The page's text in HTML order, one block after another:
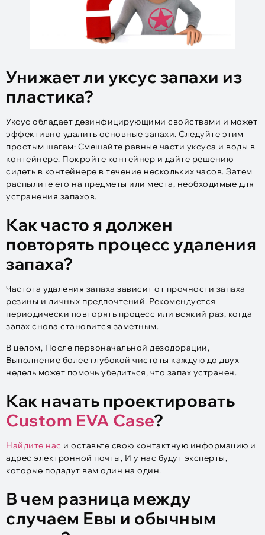
Унижает ли уксус запахи из
пластика?
Уксус обладает дезинфицирующими свойствами и может
эффективно удалить основные запахи. Следуйте этим
простым шагам: Смешайте равные части уксуса и воды в
контейнере. Покройте контейнер и дайте решению
сидеть в контейнере в течение нескольких часов. Затем
распылите его на предметы или места, необходимые для
устранения запахов.
Как часто я должен
повторять процесс удаления
запаха?
Частота удаления запаха зависит от прочности запаха
резины и личных предпочтений. Рекомендуется
периодически повторять процесс или всякий раз, когда
запах снова становится заметным.
В целом, После первоначальной дезодорации,
Выполнение более глубокой чистоты каждую до двух
недель может помочь убедиться, что запах устранен.
Как начать проектировать
Custom EVA Case?
Найдите нас и оставьте свою контактную информацию и
адрес электронной почты, И у нас будут эксперты,
которые подадут вам один на один.
В чем разница между
случаем Евы и обычным